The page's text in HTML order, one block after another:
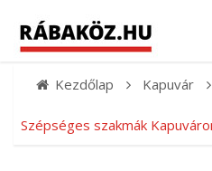
Kezdőlap Kapuvár
Szépséges szakmák